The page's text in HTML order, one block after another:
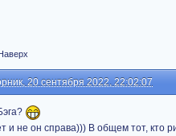
20 сентября 2022, 22:02:07
и не он справа))) В общем тот, кто